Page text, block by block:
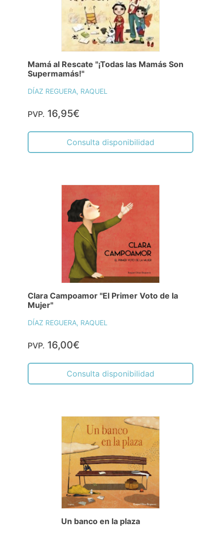
Mamá al Rescate "¡Todas las Mamás Son
Supermamás!"
DÍAZ REGUERA, RAQUEL
PVP. 16,95€
Consulta disponibilidad
Clara Campoamor "El Primer Voto de la
Mujer"
DÍAZ REGUERA, RAQUEL
PVP. 16,00€
Consulta disponibilidad
Un banco en la plaza